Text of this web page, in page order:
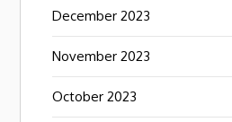
December 2023
November 2023
October 2023